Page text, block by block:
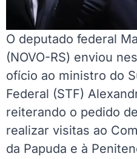
O deputado federal
(NOVO-RS) enviou
ofício ao ministro do
Federal (STF)
reiterando o pedido
realizar visitas ao
da Papuda e à